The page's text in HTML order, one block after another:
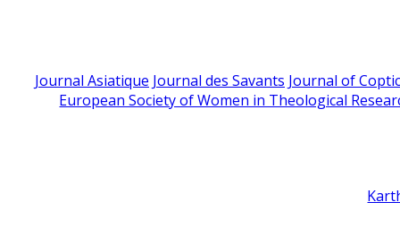
Journal Asiatique Journal des Savants Journal of
European Society of Women in Theological